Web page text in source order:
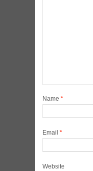
Name *
Email *
Website